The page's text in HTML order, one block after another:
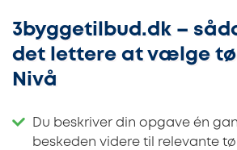
3byggetilbud.dk –
det lettere at vælge
Nivå
Du beskriver din opgave én
beskeden videre til relevante